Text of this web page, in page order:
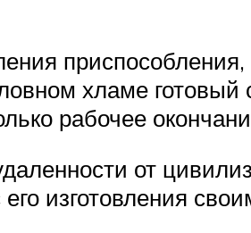
хламе готовый
рабочее
от
изготовления